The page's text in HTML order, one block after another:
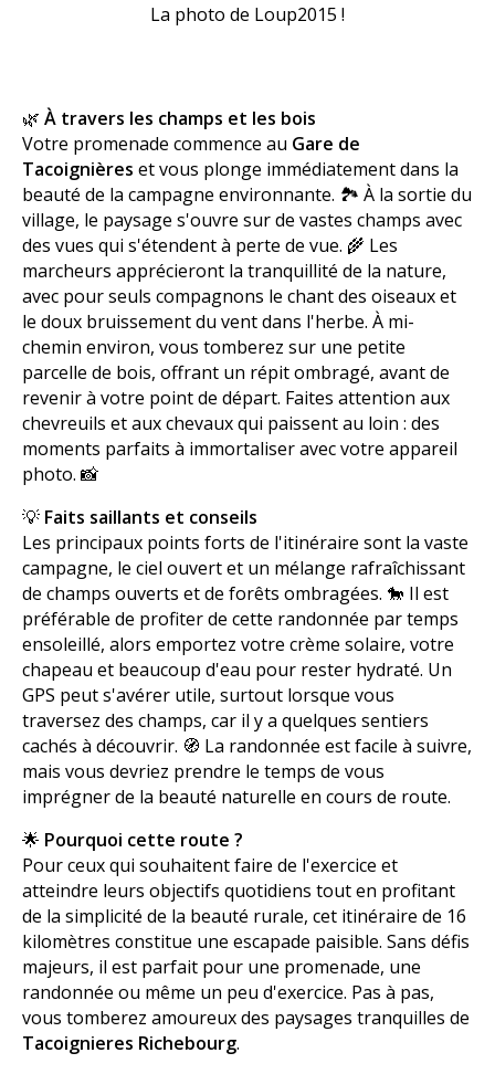
La photo de Loup2015 !
🌿 À travers les champs et les bois
Votre promenade commence au Gare de
Tacoignières et vous plonge immédiatement dans la
beauté de la campagne environnante. 🏞️ À la sortie du
village, le paysage s'ouvre sur de vastes champs avec
des vues qui s'étendent à perte de vue. 🌾 Les
marcheurs apprécieront la tranquillité de la nature,
avec pour seuls compagnons le chant des oiseaux et
le doux bruissement du vent dans l'herbe. À mi-
chemin environ, vous tomberez sur une petite
parcelle de bois, offrant un répit ombragé, avant de
revenir à votre point de départ. Faites attention aux
chevreuils et aux chevaux qui paissent au loin : des
moments parfaits à immortaliser avec votre appareil
photo. 📸
💡 Faits saillants et conseils
Les principaux points forts de l'itinéraire sont la vaste
campagne, le ciel ouvert et un mélange rafraîchissant
de champs ouverts et de forêts ombragées. 🐎 Il est
préférable de profiter de cette randonnée par temps
ensoleillé, alors emportez votre crème solaire, votre
chapeau et beaucoup d'eau pour rester hydraté. Un
GPS peut s'avérer utile, surtout lorsque vous
traversez des champs, car il y a quelques sentiers
cachés à découvrir. 🧭 La randonnée est facile à suivre,
mais vous devriez prendre le temps de vous
imprégner de la beauté naturelle en cours de route.
🌟 Pourquoi cette route ?
Pour ceux qui souhaitent faire de l'exercice et
atteindre leurs objectifs quotidiens tout en profitant
de la simplicité de la beauté rurale, cet itinéraire de 16
kilomètres constitue une escapade paisible. Sans défis
majeurs, il est parfait pour une promenade, une
randonnée ou même un peu d'exercice. Pas à pas,
vous tomberez amoureux des paysages tranquilles de
Tacoignieres Richebourg.